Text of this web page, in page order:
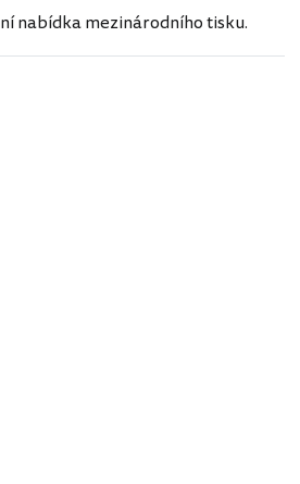
nabídka mezinárodního tisku.